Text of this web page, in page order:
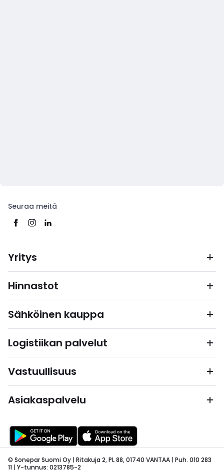
Seuraa meitä
Yritys
Hinnastot
Sähköinen kauppa
Logistiikan palvelut
Vastuullisuus
Asiakaspalvelu
© Sonepar Suomi Oy | Ritakuja 2, PL 88, 01740 VANTAA | Puh. 010 283
11 | Y-tunnus: 0213785-2